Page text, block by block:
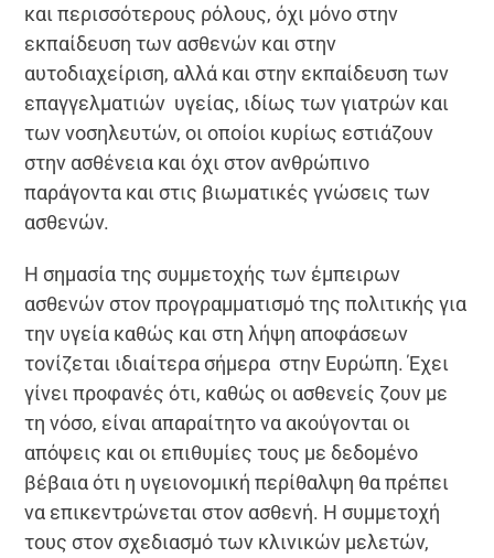
και περισσότερους ρόλους, όχι μόνο στην
εκπαίδευση των ασθενών και στην
αυτοδιαχείριση, αλλά και στην εκπαίδευση των
επαγγελματιών υγείας, ιδίως των γιατρών και
των νοσηλευτών, οι οποίοι κυρίως εστιάζουν
στην ασθένεια και όχι στον ανθρώπινο
παράγοντα και στις βιωματικές γνώσεις των
ασθενών.
Η σημασία της συμμετοχής των έμπειρων
ασθενών στον προγραμματισμό της πολιτικής για
την υγεία καθώς και στη λήψη αποφάσεων
τονίζεται ιδιαίτερα σήμερα στην Ευρώπη. Έχει
γίνει προφανές ότι, καθώς οι ασθενείς ζουν με
τη νόσο, είναι απαραίτητο να ακούγονται οι
απόψεις και οι επιθυμίες τους με δεδομένο
βέβαια ότι η υγειονομική περίθαλψη θα πρέπει
να επικεντρώνεται στον ασθενή. Η συμμετοχή
τους στον σχεδιασμό των κλινικών μελετών,